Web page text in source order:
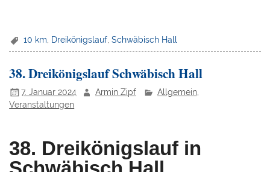
10 km Dreikönigslauf ,Schwäbisch Hall
38. Dreikönigslauf Schwäbisch Hall
7. Januar 2024 Armin Zipf Allgemein,
Veranstaltungen
38. Dreikönigslauf in